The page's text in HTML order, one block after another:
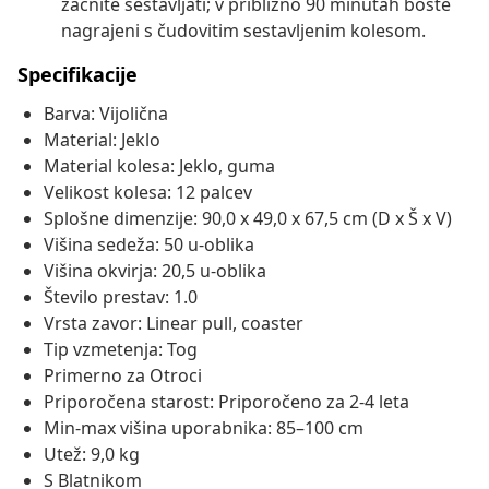
nagrajeni s čudovitim sestavljenim kolesom.
Specifikacije
Barva: Vijolična
Material: Jeklo
Material kolesa: Jeklo, guma
Velikost kolesa: 12 palcev
Splošne dimenzije: 90,0 x 49,0 x 67,5 cm (D x Š x V)
Višina sedeža: 50 u-oblika
Višina okvirja: 20,5 u-oblika
Število prestav: 1.0
Vrsta zavor: Linear pull, coaster
Tip vzmetenja: Tog
Primerno za Otroci
Priporočena starost: Priporočeno za 2-4 leta
Min-max višina uporabnika: 85–100 cm
Utež: 9,0 kg
S Blatnikom